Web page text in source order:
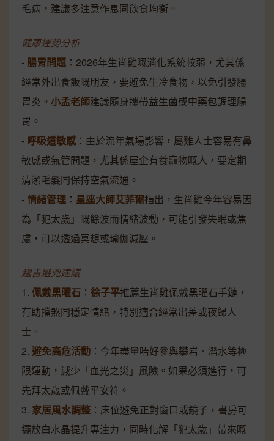
毛病，建議多注意作息同飲食均衡。
健康運勢分析
- 腸胃問題 ：2026年生肖雞嘅消化系統較弱，尤其係
經常外出食飯嘅朋友，要避免生冷食物，以免引發腸
胃炎。 小孟老師建議隨身攜帶益生菌或中藥包調理腸
胃。
- 呼吸道敏感 ：由於流年氣場影響，屬雞人士容易有鼻
敏感或氣管問題，尤其係屋企有養寵物嘅人，要定期
清潔毛髮同保持空氣流通。
-情緒管理 ： 星座大師艾菲爾指出，生肖雞今年容易因
為「犯太歲」嘅餘波而情緒波動，可能引發失眠或焦
慮，可以透過冥想或瑜伽減壓。
趨吉避兇建議
1. 佩戴黑曜石 ： 徐子平推薦生肖雞佩戴黑曜石手鏈，
有助擋煞同穩定情緒，特別適合經常出差或夜歸人
士。
2. 避免高危活動 ：今年盡量唔好參與攀岩、潛水等極
限運動，減少「血光之災」風險。如果必須進行，可
先拜太歲或佩戴平安符。
3. 家居風水調整 ：床位避免正對窗口或鏡子，書房可
擺放白水晶提升專注力，同時化解「犯太歲」帶來嘅